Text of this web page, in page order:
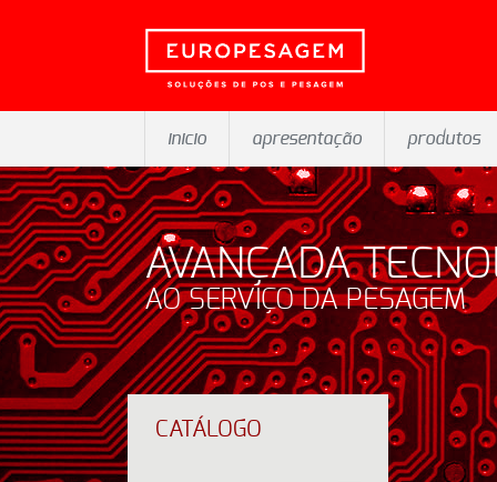
inicio apresentação produtos
AVANÇADA
AO SERVIÇO DA PESAGEM
CATÁLOGO